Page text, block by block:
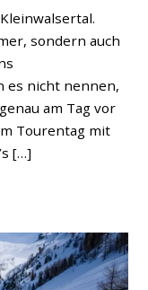
sondern auch
es nicht nennen,
am Tag vor
Tourentag mit
[…]